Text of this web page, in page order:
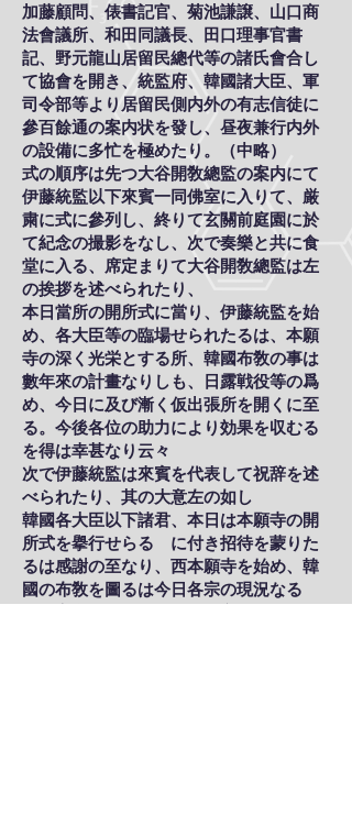
加藤顧問、俵書記官、菊池謙譲、山口商
法會議所、和田同議長、田口理事官書
記、野元龍山居留民總代等の諸氏會合し
て協會を開き、統監府、韓國諸大臣、軍
司令部等より居留民側内外の有志信徒に
參百餘通の案内状を發し、昼夜兼行内外
の設備に多忙を極めたり。（中略）
式の順序は先つ大谷開敎總監の案内にて
伊藤統監以下來賓一同佛室に入りて、厳
粛に式に參列し、終りて玄關前庭園に於
て紀念の撮影をなし、次で奏樂と共に食
堂に入る、席定まりて大谷開敎總監は左
の挨拶を述べられたり、
本日當所の開所式に當り、伊藤統監を始
め、各大臣等の臨場せられたるは、本願
寺の深く光栄とする所、韓國布敎の事は
數年來の計畫なりしも、日露戦役等の爲
め、今日に及び漸く仮出張所を開くに至
る。今後各位の助力により効果を収むる
を得は幸甚なり云々
次で伊藤統監は來賓を代表して祝辞を述
べられたり、其の大意左の如し
韓國各大臣以下諸君、本日は本願寺の開
所式を擧行せらるゝに付き招待を蒙りた
るは感謝の至なり、西本願寺を始め、韓
國の布敎を圖るは今日各宗の現況なる